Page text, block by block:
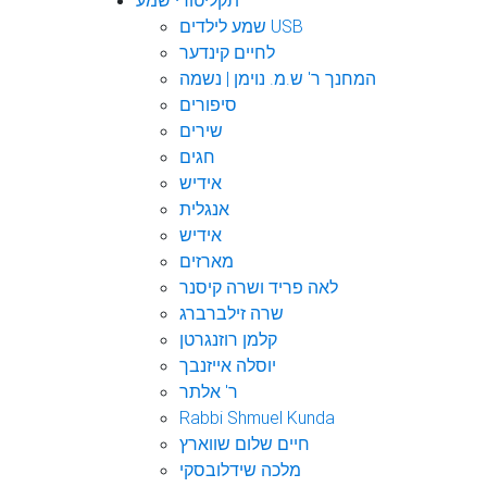
שמע לילדים USB
לחיים קינדער
המחנך ר' ש.מ. נוימן | נשמה
סיפורים
שירים
חגים
אידיש
אנגלית
אידיש
מארזים
לאה פריד ושרה קיסנר
שרה זילברברג
קלמן רוזנגרטן
יוסלה אייזנבך
ר' אלתר
Rabbi Shmuel Kunda
חיים שלום שווארץ
מלכה שידלובסקי